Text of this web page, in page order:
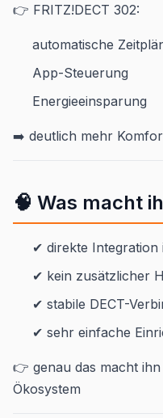
👉 FRITZ!DECT 302:
automatische
App-Steuerung
Energieeinsparung
➡️ deutlich mehr
🧠 Was macht
✔ direkte Integration
✔ kein zusätzlicher
✔ stabile DECT-
✔ sehr einfache
👉 genau das macht
Ökosystem